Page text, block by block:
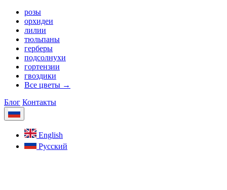
розы
орхидеи
лилии
тюльпаны
герберы
подсолнухи
гортензии
гвоздики
Все цветы →
Блог Контакты
English
Русский